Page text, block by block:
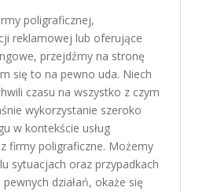
poligraficznej,
reklamowej lub oferujące
przejdźmy na stronę
się to na pewno uda. Niech
czasu na wszystko z czym
wykorzystanie szeroko
w kontekście usług
firmy poligraficzne. Możemy
sytuacjach oraz przypadkach
działań, okaże się